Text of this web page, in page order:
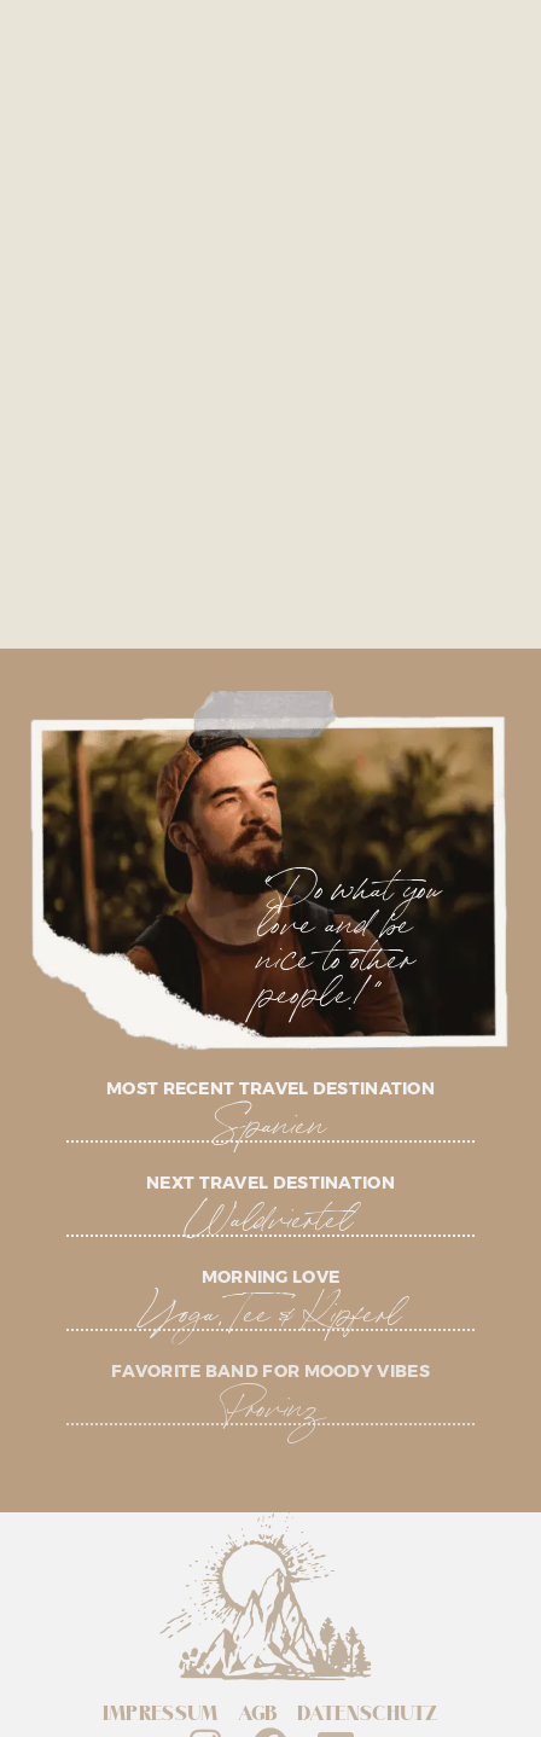
"Do what you
love and be
nice to other
people!"
MOST RECENT TRAVEL DESTINATION
Spanien
NEXT TRAVEL DESTINATION
Waldviertel
MORNING LOVE
Yoga, Tee & Kipferl
FAVORITE BAND FOR MOODY VIBES
Provinz
IMPRESSUM AGB DATENSCHUTZ